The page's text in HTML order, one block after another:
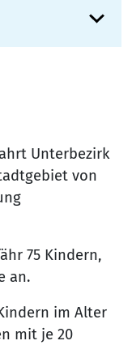
Unterbezirk
von
75 Kindern,
an.
im Alter
mit je 20